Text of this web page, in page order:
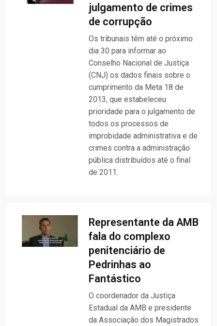
julgamento de crimes
de corrupção
Os tribunais têm até o próximo
dia 30 para informar ao
Conselho Nacional de Justiça
(CNJ) os dados finais sobre o
cumprimento da Meta 18 de
2013, que estabeleceu
prioridade para o julgamento de
todos os processos de
improbidade administrativa e de
crimes contra a administração
pública distribuídos até o final
de 2011.
Representante da AMB
fala do complexo
penitenciário de
Pedrinhas ao
Fantástico
O coordenador da Justiça
Estadual da AMB e presidente
da Associação dos Magistrados